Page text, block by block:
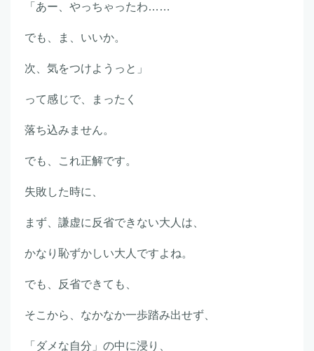
「あー、やっちゃったわ……
でも、ま、いいか。
次、気をつけようっと」
って感じで、まったく
落ち込みません。
でも、これ正解です。
失敗した時に、
まず、謙虚に反省できない大人は、
かなり恥ずかしい大人ですよね。
でも、反省できても、
そこから、なかなか一歩踏み出せず、
「ダメな自分」の中に浸り、